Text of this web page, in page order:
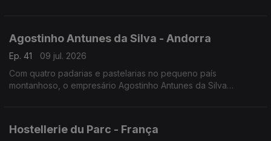
Agostinho Antunes da Silva - Andorra
Ep. 41
09 jul. 2026
Com quatro padarias e pastelarias no pequeno país
montanhoso, o empresário Agostinho Antunes da Silva
Hostellerie du Parc - França